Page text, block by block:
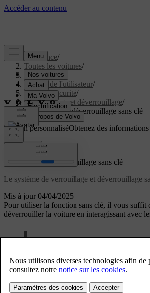
Assistance/
Toutes les voitures/
EC40 2027/
Manuel de l'utilisateur/
Accès et sécurité/
Verrouillage et déverrouillage/
Verrouillage et déverrouillage sans clé
Soutien personnaliséObtenez des
Connexion
Mis à jour 04/04/2025
Verrouillage et déverrouillage sans clé
Le système de verrouillage et déverrouillage
Pour utiliser la fonction sans clé, il vous suffit
déverrouiller la voiture en interagissant avec